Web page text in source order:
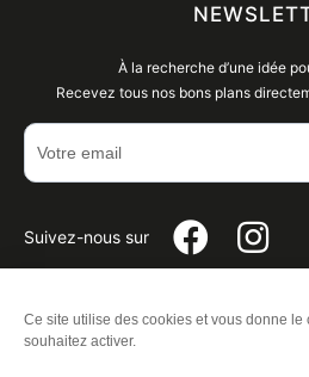
Ce site utilise des cookies et vous donne le
souhaitez activer.
À la recherche d’une idée
Recevez tous nos bons plans
Suivez-nous sur
Plan du site -Mentions légales -